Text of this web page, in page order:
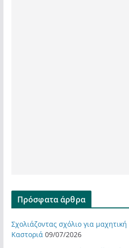
Πρόσφατα άρθρα
Σχολιάζοντας σχόλιο για
Καστοριά 09/07/2026